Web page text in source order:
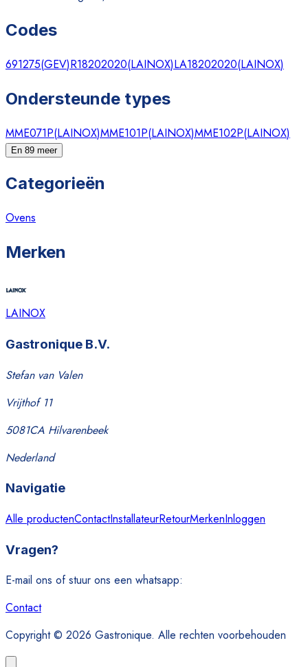
Codes
691275(GEV)R18202020(LAINOX)LA18202020(LAINOX)
Ondersteunde types
MME071P(LAINOX)MME101P(LAINOX)MME102P(LAINOX)
En 89 meer
Categorieën
Ovens
Merken
LAINOX
Gastronique B.V.
Stefan van Valen
Vrijthof 11
5081CA Hilvarenbeek
Nederland
Navigatie
Alle productenContactInstallateurRetourMerkenInloggen
Vragen?
E-mail ons of stuur ons een whatsapp:
Contact
Copyright © 2026 Gastronique. Alle rechten voorbehouden